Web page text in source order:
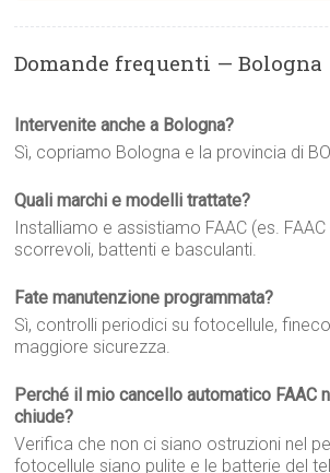
Domande frequenti — Bologna
Intervenite anche a Bologna?
Sì, copriamo Bologna e la provincia di
Quali marchi e modelli trattate?
Installiamo e assistiamo FAAC (es. FAAC
scorrevoli, battenti e basculanti.
Fate manutenzione programmata?
Sì, controlli periodici su fotocellule,
maggiore sicurezza.
Perché il mio cancello automatico FAAC
chiude?
Verifica che non ci siano ostruzioni nel
fotocellule siano pulite e le batterie del